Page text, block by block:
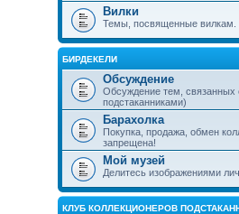
Вилки
Темы, посвященные вилкам.
БИРДЕКЕЛИ
Обсуждение
Обсуждение тем,
подстаканниками)
Барахолка
Покупка, продажа, обмен
запрещена!
Мой музей
Делитесь изображениями
КЛУБ КОЛЛЕКЦИОНЕРОВ